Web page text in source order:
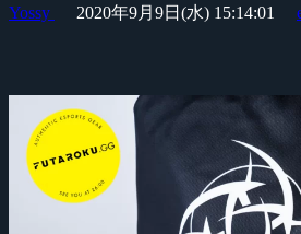
Yossy 2020年9月9日(水) 15:14:01